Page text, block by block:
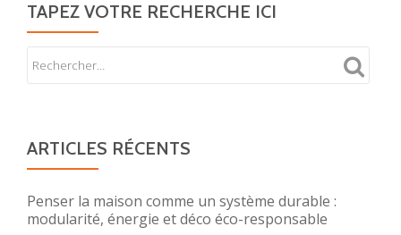
TAPEZ VOTRE RECHERCHE ICI
ARTICLES RÉCENTS
Penser la maison comme un système durable :
modularité, énergie et déco éco-responsable